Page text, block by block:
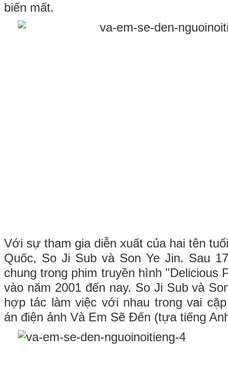
biến mất.
Với sự tham gia diễn xuất của hai tên
Quốc, So Ji Sub và Son Ye Jin. Sau
chung trong phim truyền hình "Delicious
vào năm 2001 đến nay. So Ji Sub và
hợp tác làm việc với nhau trong vai
án điện ảnh Và Em Sẽ Đến (tựa tiếng